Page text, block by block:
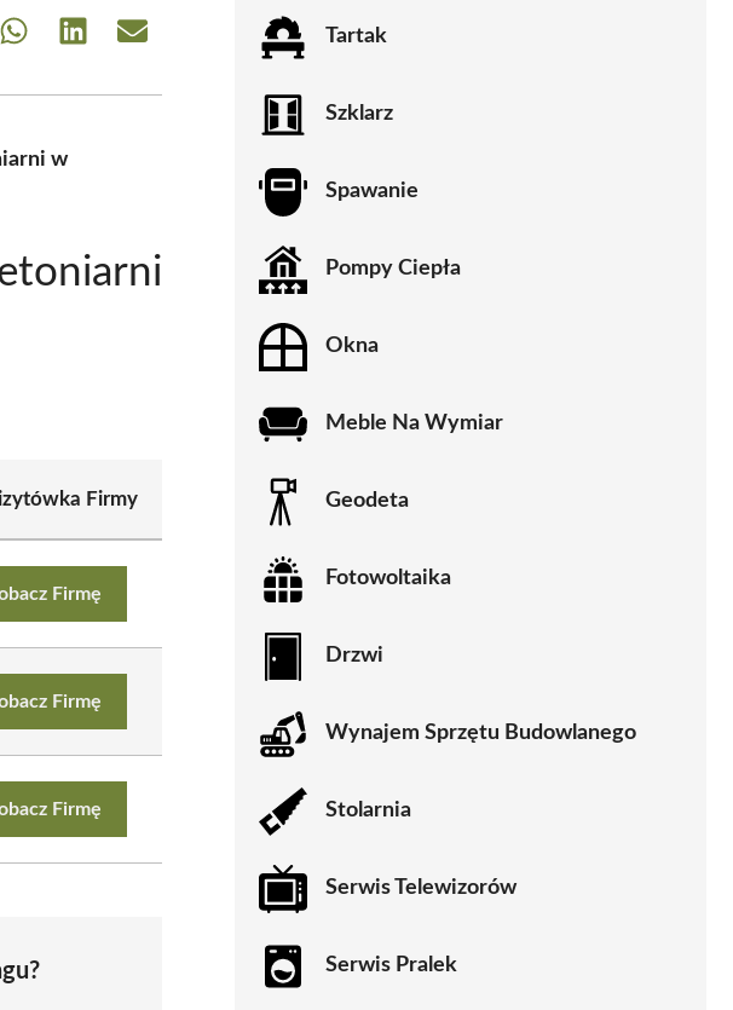
Share Share Share
w
Firmy
Firmę
Firmę
Firmę
Tartak
Szklarz
Spawanie
Pompy Ciepła
Okna
Meble Na Wymiar
Geodeta
Fotowoltaika
Drzwi
Wynajem Sprzętu Budowlanego
Stolarnia
Serwis Telewizorów
Serwis Pralek